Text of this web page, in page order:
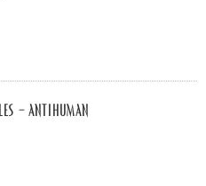
– Antihuman